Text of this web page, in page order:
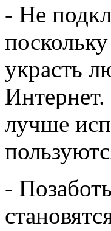
- Не
украсть
Интернет.
лучше
-